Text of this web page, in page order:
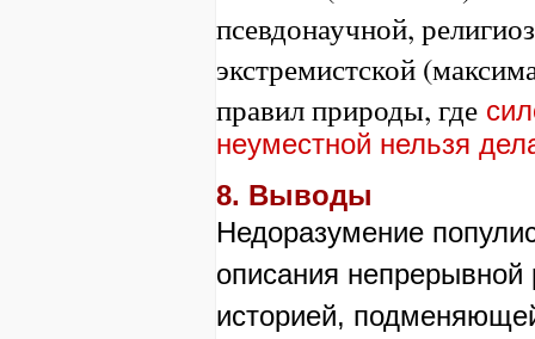
псевдонаучной,
экстремистской
правил природы, где
неуместной нельзя
8. Выводы
Недоразумение
описания непрерывной
историей,